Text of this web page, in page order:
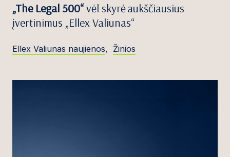
„The Legal 500“vėl skyrė aukščiausius
įvertinimus „Ellex Valiunas“
Ellex Valiunas naujienos, Žinios